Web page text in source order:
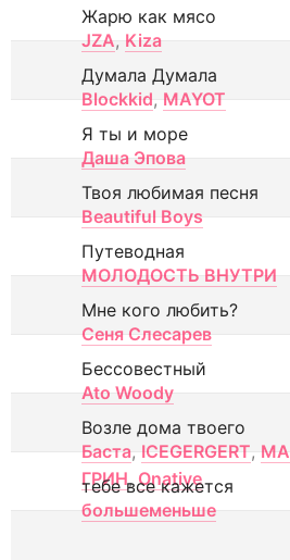
Жарю как мясо
JZA, Kiza
Думала Думала
Blockkid, MAYOT
Я ты и море
Даша Эпова
Твоя любимая песня
Beautiful Boys
Путеводная
МОЛОДОСТЬ ВНУТРИ
Мне кого любить?
Сеня Слесарев
Бессовестный
Ato Woody
Возле дома твоего
Баста, ICEGERGERT,
ГРИН, Onative
тебе все кажется
большеменьше